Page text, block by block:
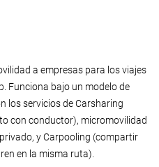
a empresas para los viajes
Funciona bajo un modelo de
los servicios de Carsharing
con conductor), micromovilidad
y Carpooling (compartir
en la misma ruta).